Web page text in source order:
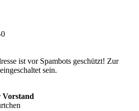
ist vor Spambots geschützt! Zur
sein.
Vorstand